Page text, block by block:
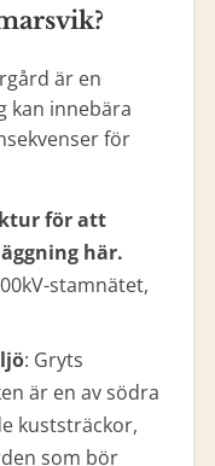
är en
kan innebära
för
för att
här.
stamnätet,
: Gryts
är en av södra
kuststräckor,
som bör